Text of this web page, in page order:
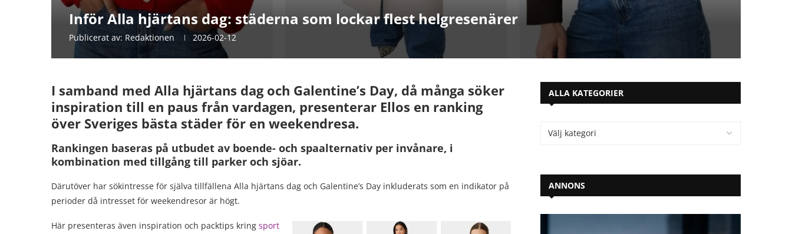
Inför Alla hjärtans dag: städerna som lockar flest helgresenärer
Publicerat av: Redaktionen 2026-02-12
I samband med Alla hjärtans dag och Galentine’s Day, då många söker
inspiration till en paus från vardagen, presenterar Ellos en ranking
över Sveriges bästa städer för en weekendresa.
Rankingen baseras på utbudet av boende- och spaalternativ per invånare, i
kombination med tillgång till parker och sjöar.
Därutöver har sökintresse för själva tillfällena Alla hjärtans dag och Galentine’s Day inkluderats som en indikator på
perioder då intresset för weekendresor är högt.
Här presenteras även inspiration och packtips kring sport
ALLA KATEGORIER
ANNONS